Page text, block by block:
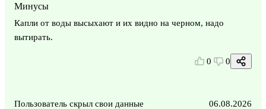
Минусы
Капли от воды высыхают и их видно на черном, надо
вытирать.
0 0
Пользователь скрыл свои данные 06.08.2026